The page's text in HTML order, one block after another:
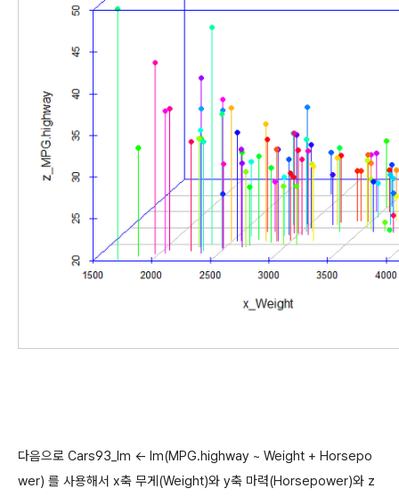
다음으로 Cars93_lm <- lm(MPG.highway ~ Weight + Horsepo
wer) 를 사용해서 x축 무게(Weight)와 y축 마력(Horsepower)와 z